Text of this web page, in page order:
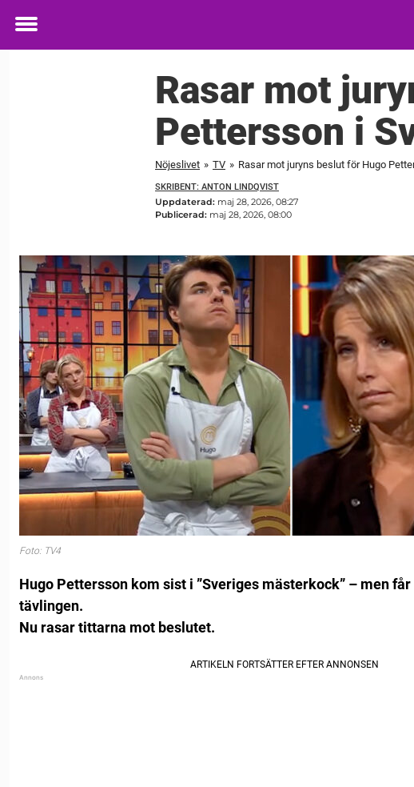
Toggle
Rasar mot
Pettersson i
Nöjeslivet » TV » Rasar mot juryns beslut för Hugo
SKRIBENT: ANTON LINDQVIST
Uppdaterad: maj 28, 2026, 08:27
Publicerad: maj 28, 2026, 08:00
Foto: TV4
Hugo Pettersson kom sist i ”Sveriges mästerkock” – men
tävlingen.
Nu rasar tittarna mot beslutet.